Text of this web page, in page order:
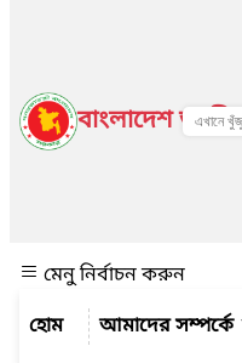
বাংলাদেশ
মেনু নির্বাচন করুন
আমাদের সম্পর্কে